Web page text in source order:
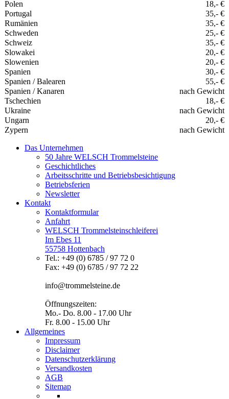
Polen
18,- €
Portugal
35,- €
Rumänien
35,- €
Schweden
25,- €
Schweiz
35,- €
Slowakei
20,- €
Slowenien
20,- €
Spanien
30,- €
Spanien / Balearen
55,- €
Spanien / Kanaren
nach Gewicht
Tschechien
18,- €
Ukraine
nach Gewicht
Ungarn
20,- €
Zypern
nach Gewicht
Das Unternehmen
50 Jahre WELSCH Trommelsteine
Geschichtliches
Arbeitsschritte und Betriebsbesichtigung
Betriebsferien
Newsletter
Kontakt
Kontaktformular
Anfahrt
WELSCH Trommelsteinschleiferei
Im Ebes 11
55758 Hottenbach
Tel.: +49 (0) 6785 / 97 72 0
Fax: +49 (0) 6785 / 97 72 22
info@trommelsteine.de
Öffnungszeiten:
Mo.- Do. 8.00 - 17.00 Uhr
Fr. 8.00 - 15.00 Uhr
Allgemeines
Impressum
Disclaimer
Datenschutzerklärung
Versandkosten
AGB
Sitemap